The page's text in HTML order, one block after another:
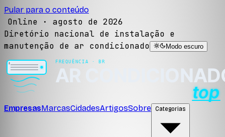
Pular para o conteúdo
Online · agosto de 2026
Diretório nacional de instalação e
manutenção de ar condicionado
Modo escuro
EmpresasMarcasCidadesArtigosSobre Categorias